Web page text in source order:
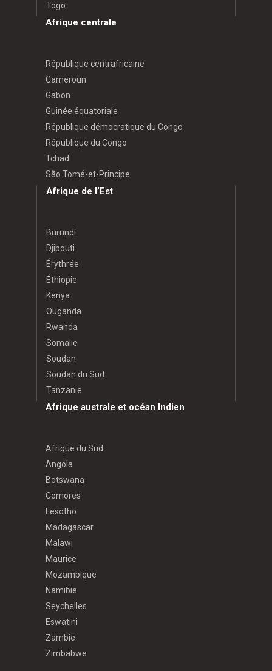
Togo
Afrique centrale
République centrafricaine
Cameroun
Gabon
Guinée équatoriale
République démocratique du Congo
République du Congo
Tchad
São Tomé-et-Principe
Afrique de l’Est
Burundi
Djibouti
Érythrée
Éthiopie
Kenya
Ouganda
Rwanda
Somalie
Soudan
Soudan du Sud
Tanzanie
Afrique australe et océan Indien
Afrique du Sud
Angola
Botswana
Comores
Lesotho
Madagascar
Malawi
Maurice
Mozambique
Namibie
Seychelles
Eswatini
Zambie
Zimbabwe